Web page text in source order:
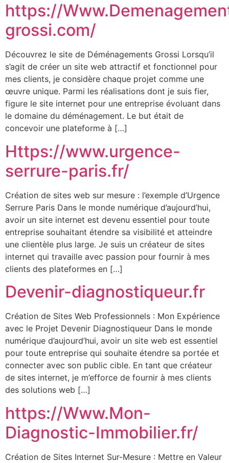
https://
grossi.com/
Découvrez le site de Déménagements Grossi Lorsqu’il
s’agit de créer un site web attractif et fonctionnel pour
mes clients, je considère chaque projet comme une
œuvre unique. Parmi les réalisations dont je suis fier,
figure le site internet pour une entreprise évoluant dans
le domaine du déménagement. Le but était de
concevoir une plateforme à […]
Https://www.urgence-
serrure-paris.fr/
Création de sites web sur mesure : l’exemple d’Urgence
Serrure Paris Dans le monde numérique d’aujourd’hui,
avoir un site internet est devenu essentiel pour toute
entreprise souhaitant étendre sa visibilité et atteindre
une clientèle plus large. Je suis un créateur de sites
internet qui travaille avec passion pour fournir à mes
clients des plateformes en […]
Devenir-diagnostiqueur.fr
Création de Sites Web Professionnels : Mon Expérience
avec le Projet Devenir Diagnostiqueur Dans le monde
numérique d’aujourd’hui, avoir un site web est essentiel
pour toute entreprise qui souhaite étendre sa portée et
connecter avec son public cible. En tant que créateur
de sites internet, je m’efforce de fournir à mes clients
des solutions web […]
https://Www.Mon-
Diagnostic-Immobilier.fr/
Création de Sites Internet Sur-Mesure : Mettre en Valeur